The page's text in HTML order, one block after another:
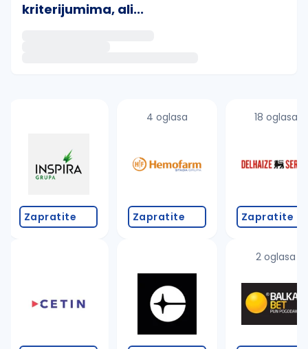
kriterijumima, ali...
Takođe možete da:
proverite pravopisne greške (koristite č, ć, š, đ,
promenite odabrane filtere pretrage
Zapratite
4 oglasa
Zapratite
18 oglasa
Zapratite
2 oglasa